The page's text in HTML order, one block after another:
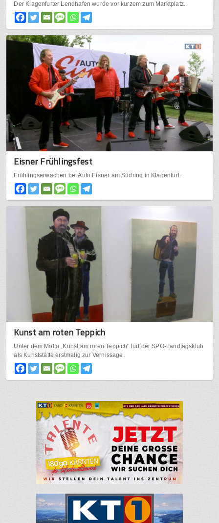
Der Klagenfurter Lendhafen wurde vor kurzem zum Marktplatz.
Eisner Frühlingsfest
Frühlingserwachen bei Auto Eisner am Südring in Klagenfurt.
Kunst am roten Teppich
Unter dem Motto „Kunst am roten Teppich“ lud der SPÖ-Landtagsklub
als Kunststätte erstmalig zur Vernissage.